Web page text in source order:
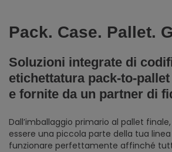
Pack. Case. Pallet.
Soluzioni integrate di
etichettatura pack-to-
e fornite da un partner di
Dall’imballaggio primario al pallet
essere una piccola parte della tua
funzionare perfettamente affinché